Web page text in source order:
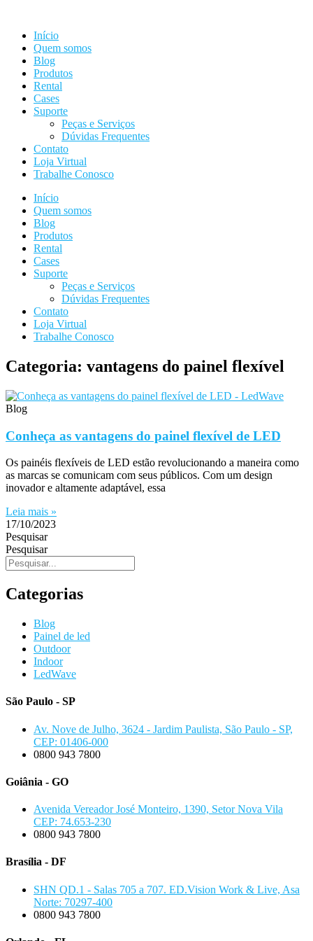
conteúdo
Início
Quem somos
Blog
Produtos
Rental
Cases
Suporte
Peças e Serviços
Dúvidas Frequentes
Contato
Loja Virtual
Trabalhe Conosco
Início
Quem somos
Blog
Produtos
Rental
Cases
Suporte
Peças e Serviços
Dúvidas Frequentes
Contato
Loja Virtual
Trabalhe Conosco
Categoria: vantagens do painel flexível
Blog
Conheça as vantagens do painel flexível de LED
Os painéis flexíveis de LED estão revolucionando a maneira como
as marcas se comunicam com seus públicos. Com um design
inovador e altamente adaptável, essa
Leia mais »
17/10/2023
Pesquisar
Pesquisar
Categorias
Blog
Painel de led
Outdoor
Indoor
LedWave
São Paulo - SP
Av. Nove de Julho, 3624 - Jardim Paulista, São Paulo - SP,
CEP: 01406-000
0800 943 7800
Goiânia - GO
Avenida Vereador José Monteiro, 1390, Setor Nova Vila
CEP: 74.653-230
0800 943 7800
Brasília - DF
SHN QD.1 - Salas 705 a 707. ED.Vision Work & Live, Asa
Norte: 70297-400
0800 943 7800